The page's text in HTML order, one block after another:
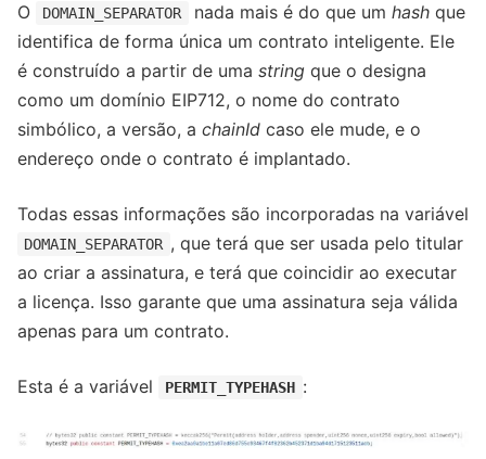
O DOMAIN_SEPARATOR nada mais é do que um hashque
identifica de forma única um contrato inteligente. Ele
é construído a partir de uma string que o designa
como um domínio EIP712, o nome do contrato
simbólico, a versão, a chainId caso ele mude, e o
endereço onde o contrato é implantado.
Todas essas informações são incorporadas na variável
DOMAIN_SEPARATOR , que terá que ser usada pelo titular
ao criar a assinatura, e terá que coincidir ao executar
a licença. Isso garante que uma assinatura seja válida
apenas para um contrato.
Esta é a variável PERMIT_TYPEHASH :